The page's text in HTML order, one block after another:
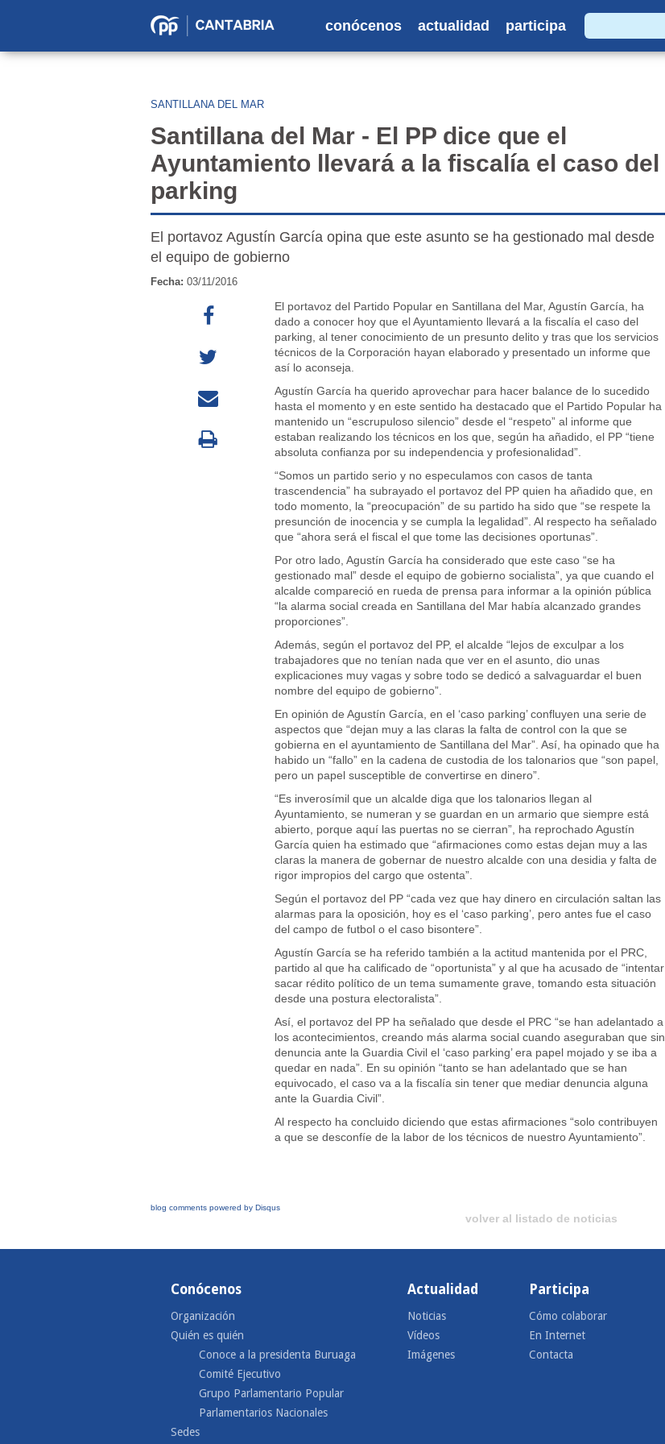
Partido
en
conócenos actualidad participa
Buscar
SANTILLANA DEL MAR
Santillana del Mar - El PP dice que el
Ayuntamiento llevará a la fiscalía el caso del
parking
El portavoz Agustín García opina que este asunto se ha gestionado mal desde
el equipo de gobierno
Fecha: 03/11/2016
El portavoz del Partido Popular en Santillana del Mar, Agustín García, ha
dado a conocer hoy que el Ayuntamiento llevará a la fiscalía el caso del
parking, al tener conocimiento de un presunto delito y tras que los servicios
técnicos de la Corporación hayan elaborado y presentado un informe que
así lo aconseja.
Agustín García ha querido aprovechar para hacer balance de lo sucedido
hasta el momento y en este sentido ha destacado que el Partido Popular ha
mantenido un “escrupuloso silencio” desde el “respeto” al informe que
estaban realizando los técnicos en los que, según ha añadido, el PP “tiene
absoluta confianza por su independencia y profesionalidad”.
“Somos un partido serio y no especulamos con casos de tanta
trascendencia” ha subrayado el portavoz del PP quien ha añadido que, en
todo momento, la “preocupación” de su partido ha sido que “se respete la
presunción de inocencia y se cumpla la legalidad”. Al respecto ha señalado
que “ahora será el fiscal el que tome las decisiones oportunas”.
Por otro lado, Agustín García ha considerado que este caso “se ha
gestionado mal” desde el equipo de gobierno socialista”, ya que cuando el
alcalde compareció en rueda de prensa para informar a la opinión pública
“la alarma social creada en Santillana del Mar había alcanzado grandes
proporciones”.
Además, según el portavoz del PP, el alcalde “lejos de exculpar a los
trabajadores que no tenían nada que ver en el asunto, dio unas
explicaciones muy vagas y sobre todo se dedicó a salvaguardar el buen
nombre del equipo de gobierno”.
En opinión de Agustín García, en el ‘caso parking’ confluyen una serie de
aspectos que “dejan muy a las claras la falta de control con la que se
gobierna en el ayuntamiento de Santillana del Mar”. Así, ha opinado que ha
habido un “fallo” en la cadena de custodia de los talonarios que “son papel,
pero un papel susceptible de convertirse en dinero”.
“Es inverosímil que un alcalde diga que los talonarios llegan al
Ayuntamiento, se numeran y se guardan en un armario que siempre está
abierto, porque aquí las puertas no se cierran”, ha reprochado Agustín
García quien ha estimado que “afirmaciones como estas dejan muy a las
claras la manera de gobernar de nuestro alcalde con una desidia y falta de
rigor impropios del cargo que ostenta”.
Según el portavoz del PP “cada vez que hay dinero en circulación saltan las
alarmas para la oposición, hoy es el ‘caso parking’, pero antes fue el caso
del campo de futbol o el caso bisontere”.
Agustín García se ha referido también a la actitud mantenida por el PRC,
partido al que ha calificado de “oportunista” y al que ha acusado de “intentar
sacar rédito político de un tema sumamente grave, tomando esta situación
desde una postura electoralista”.
Así, el portavoz del PP ha señalado que desde el PRC “se han adelantado a
los acontecimientos, creando más alarma social cuando aseguraban que sin
denuncia ante la Guardia Civil el ‘caso parking’ era papel mojado y se iba a
quedar en nada”. En su opinión “tanto se han adelantado que se han
equivocado, el caso va a la fiscalía sin tener que mediar denuncia alguna
ante la Guardia Civil”.
Al respecto ha concluido diciendo que estas afirmaciones “solo contribuyen
a que se desconfíe de la labor de los técnicos de nuestro Ayuntamiento”.
blog comments powered by Disqus
volver al listado de noticias
Conócenos
Organización
Quién es quién
Conoce a la presidenta Buruaga
Comité Ejecutivo
Grupo Parlamentario Popular
Parlamentarios Nacionales
Sedes
Actualidad
Noticias
Vídeos
Imágenes
Participa
Cómo colaborar
En Internet
Contacta